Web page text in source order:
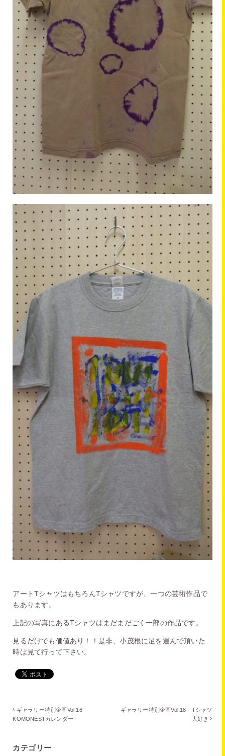
アートTシャツはもちろんTシャツですが、一つの芸術作品で
もあります。
上記の写真にあるTシャツはまだまだごく一部の作品です。
見るだけでも価値あり！！是非、小茂根に足を運んで頂いた
時は見て行って下さい。
ギャラリー特別企画Vol.16
KOMONESTカレンダー
ギャラリー特別企画Vol.18 Tシャツ
大好き
カテゴリー